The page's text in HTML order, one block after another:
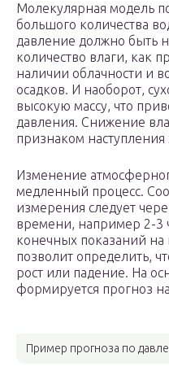
Молекулярная модель
большого количества
давление должно быть
количество влаги, как
наличии облачности и
осадков. И наоборот,
высокую массу, что
давления. Снижение
признаком
Изменение
медленный процесс.
измерения следует
времени, например 2-3
конечных показаний на
позволит определить,
рост или падение. На
формируется прогноз
Пример прогноза по